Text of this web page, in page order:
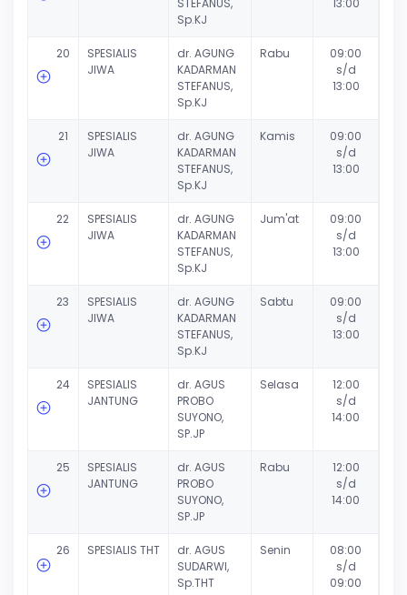
STEFANUS,
Sp.KJ
13:00
20
SPESIALIS
JIWA
dr. AGUNG
KADARMAN
STEFANUS,
Sp.KJ
Rabu
09:00
s/d
13:00
21
SPESIALIS
JIWA
dr. AGUNG
KADARMAN
STEFANUS,
Sp.KJ
Kamis
09:00
s/d
13:00
22
SPESIALIS
JIWA
dr. AGUNG
KADARMAN
STEFANUS,
Sp.KJ
Jum'at
09:00
s/d
13:00
23
SPESIALIS
JIWA
dr. AGUNG
KADARMAN
STEFANUS,
Sp.KJ
Sabtu
09:00
s/d
13:00
24
SPESIALIS
JANTUNG
dr. AGUS
PROBO
SUYONO,
SP.JP
Selasa
12:00
s/d
14:00
25
SPESIALIS
JANTUNG
dr. AGUS
PROBO
SUYONO,
SP.JP
Rabu
12:00
s/d
14:00
26 SPESIALIS THT
dr. AGUS
SUDARWI,
Sp.THT
Senin
08:00
s/d
09:00